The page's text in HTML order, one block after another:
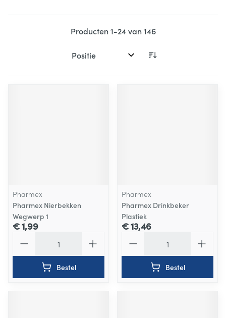
Producten1-24van146
Sorteer op:
Pharmex
Pharmex Nierbekken
Wegwerp 1
€ 1,99
Bestel
Pharmex
Pharmex Drinkbeker
Plastiek
€ 13,46
Bestel